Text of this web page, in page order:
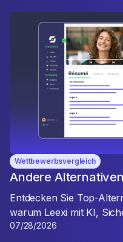
Wettbewerbsvergleich
Andere
Entdecken Sie Top-
warum Leexi mit KI,
07/28/2026